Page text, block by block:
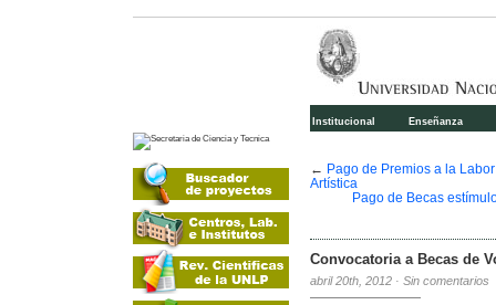
Institucional Enseñanza
← Pago de Premios a la
Artística
Pago de Becas
Convocatoria a Becas de
abril 20th, 2012 · Sin comentarios